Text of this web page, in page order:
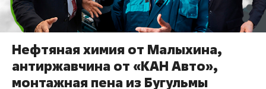
Нефтяная химия от Малыхина,
антиржавчина от «КАН Авто»,
монтажная пена из Бугульмы